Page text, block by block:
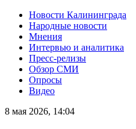
Новости Калининграда
Народные новости
Мнения
Интервью и аналитика
Пресс-релизы
Обзор СМИ
Опросы
Видео
8 мая 2026, 14:04